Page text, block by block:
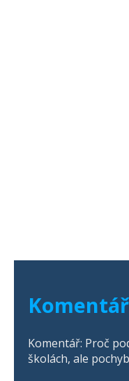
Komentář: Proč
školách, ale